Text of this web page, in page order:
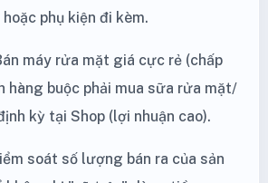
phụ kiện đi kèm.
máy rửa mặt giá cực rẻ (chấp
hàng buộc phải mua sữa rửa mặt/
kỳ tại Shop (lợi nhuận cao).
soát số lượng bán ra của sản